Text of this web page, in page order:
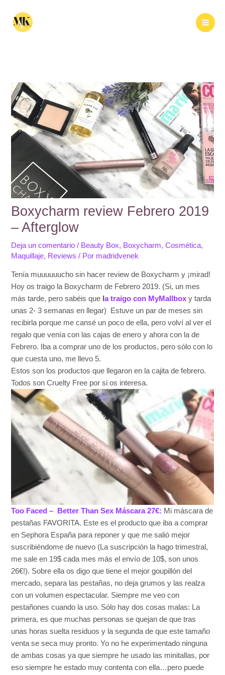
contenido
Boxycharm review Febrero 2019
– Afterglow
Deja un comentario / Beauty Box, Boxycharm,Cosmética,
Maquillaje, Reviews / Por madridvenek
Tenía muuuuuucho sin hacer review de Boxycharm y ¡mirad!
Hoy os traigo la Boxycharm de Febrero 2019. (Si, un mes
más tarde, pero sabéis que la traigo con MyMallbox y tarda
unas 2- 3 semanas en llegar) Estuve un par de meses sin
recibirla porque me cansé un poco de ella, pero volví al ver el
regalo que venía con las cajas de enero y ahora con la de
Febrero. Iba a comprar uno de los productos, pero sólo con lo
que cuesta uno, me llevo 5.
Estos son los productos que llegaron en la cajita de febrero.
Todos son Cruelty Free por si os interesa.
Too Faced – Better Than Sex Máscara 27€: Mi máscara de
pestañas FAVORITA. Este es el producto que iba a comprar
en Sephora España para reponer y que me salió mejor
suscribiéndome de nuevo (La suscripción la hago trimestral,
me sale en 19$ cada mes más el envío de 10$, son unos
26€!). Sobre ella os digo que tiene el mejor goupillón del
mercado, separa las pestañas, no deja grumos y las realza
con un volumen espectacular. Siempre me veo con
pestañones cuando la uso. Sólo hay dos cosas malas: La
primera, es que muchas personas se quejan de que tras
unas horas suelta residuos y la segunda de que este tamaño
venta se seca muy pronto. Yo no he experimentado ninguna
de ambas cosas ya que siempre he usado las minitallas, por
eso siempre he estado muy contenta con ella…pero puede